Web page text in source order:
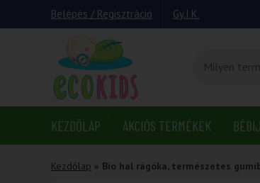
Belépés / Regisztráció Gy.I.K.
KEZDŐLAP AKCIÓS TERMÉKEK
Kezdőlap » Bio hal rágóka, természetes